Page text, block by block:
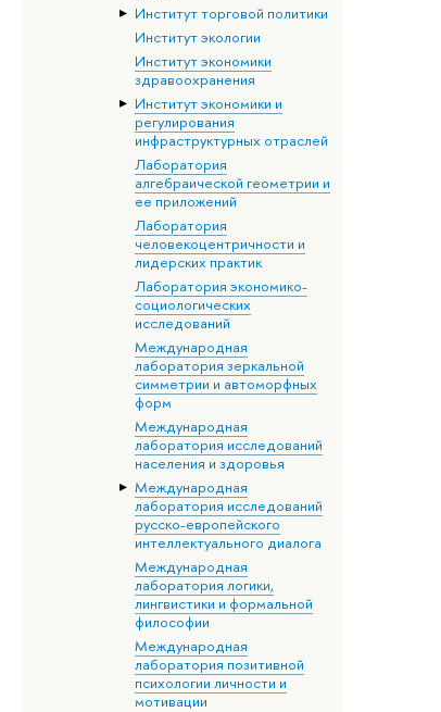
Институт торговой политики
Институт экологии
Институт экономики
здравоохранения
Институт экономики и
регулирования
инфраструктурных отраслей
Лаборатория
алгебраической геометрии и
ее приложений
Лаборатория
человекоцентричности и
лидерских практик
Лаборатория экономико-
социологических
исследований
Международная
лаборатория зеркальной
симметрии и автоморфных
форм
Международная
лаборатория исследований
населения и здоровья
Международная
лаборатория исследований
русско-европейского
интеллектуального диалога
Международная
лаборатория логики,
лингвистики и формальной
философии
Международная
лаборатория позитивной
психологии личности и
мотивации